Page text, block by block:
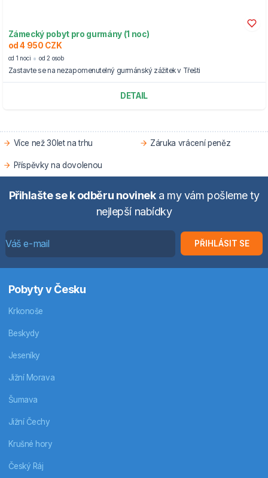
Zámecký pobyt pro gurmány (1 noc)
od 4 950 CZK
od 1 noci od 2 osob
Zastavte se na nezapomenutelný gurmánský zážitek v Třešti
DETAIL
Více než 30let na trhu Záruka vrácení peněz
Příspěvky na dovolenou
Přihlašte se k odběru novineka my vám pošleme ty
nejlepší nabídky
PŘIHLÁSIT SE
Pobyty v Česku
Krkonoše
Beskydy
Jeseníky
Jižní Morava
Šumava
Jižní Čechy
Krušné hory
Český Ráj